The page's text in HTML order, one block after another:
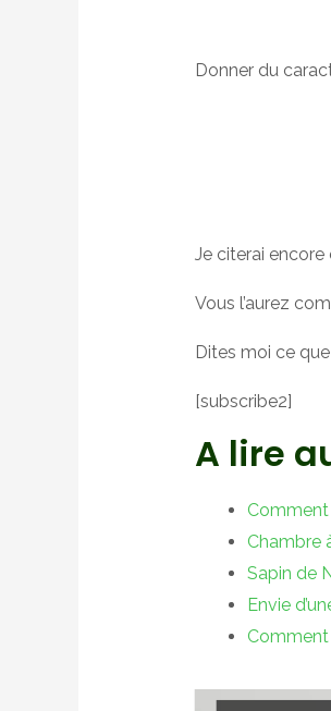
Donner du
Je citerai encore
Vous l’aurez
Dites moi ce
[subscribe2]
A lire
Comment
Chambre
Sapin de
Envie
Comment